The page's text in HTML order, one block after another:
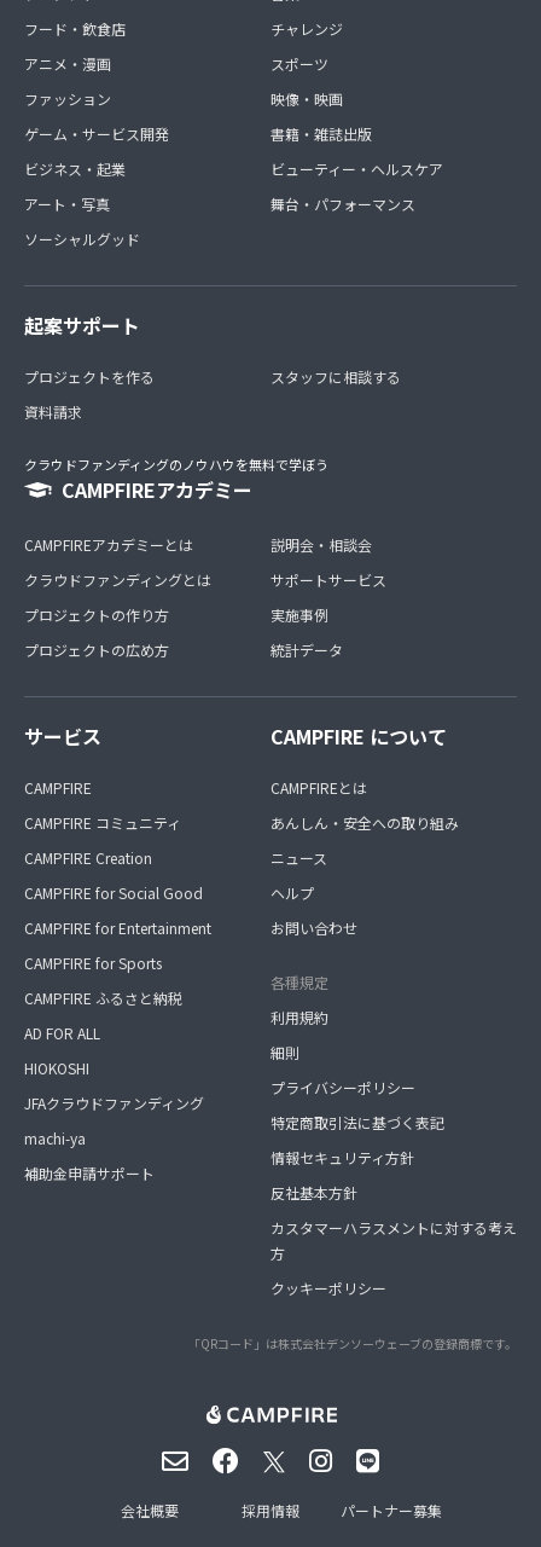
フード・飲食店
アニメ・漫画
ファッション
ゲーム・サービス開発
ビジネス・起業
アート・写真
ソーシャルグッド
チャレンジ
スポーツ
映像・映画
書籍・雑誌出版
ビューティー・ヘルスケア
舞台・パフォーマンス
起案サポート
プロジェクトを作る
資料請求
スタッフに相談する
クラウドファンディングのノウハウを無料で学ぼう
CAMPFIREアカデミー
CAMPFIREアカデミーとは
クラウドファンディングとは
プロジェクトの作り方
プロジェクトの広め方
説明会・相談会
サポートサービス
実施事例
統計データ
サービス
CAMPFIRE
CAMPFIRE コミュニティ
CAMPFIRE Creation
CAMPFIRE for Social Good
CAMPFIRE for Entertainment
CAMPFIRE for Sports
CAMPFIRE ふるさと納税
AD FOR ALL
HIOKOSHI
JFAクラウドファンディング
machi-ya
補助金申請サポート
CAMPFIRE について
CAMPFIREとは
あんしん・安全への取り組み
ニュース
ヘルプ
お問い合わせ
各種規定
利用規約
細則
プライバシーポリシー
特定商取引法に基づく表記
情報セキュリティ方針
反社基本方針
カスタマーハラスメントに対する考え
方
クッキーポリシー
「QRコード」は株式会社デンソーウェーブの登録商標です。
会社概要 採用情報 パートナー募集